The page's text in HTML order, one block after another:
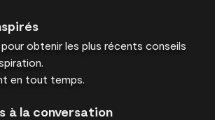
pour obtenir les plus récents conseils
en tout temps.
à la conversation